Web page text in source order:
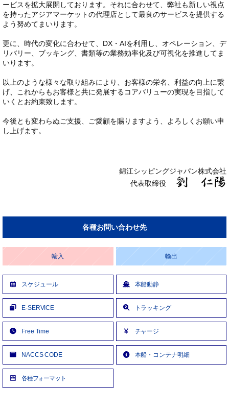
ービスを拡大展開しております。それに合わせて、弊社も新しい視点
を持ったアジアマーケットの代理店として最良のサービスを提供する
よう努めてまいります。
更に、時代の変化に合わせて、DX・AIを利用し、オペレーション、デ
リバリー、ブッキング、書類等の業務効率化及び可視化を推進してま
いります。
以上のような様々な取り組みにより、お客様の栄名、利益の向上に繋
げ、これからもお客様と共に発展するコアバリューの実現を目指して
いくとお約束致します。
今後とも変わらぬご支援、ご愛顧を賜りますよう、よろしくお願い申
し上げます。
錦江シッピングジャパン株式会社
代表取締役
各種お問い合わせ先
輸入 輸出
スケジュール 本船動静
E-SERVICE トラッキング
Free Time チャージ
NACCS CODE 本船・コンテナ明細
各種フォーマット